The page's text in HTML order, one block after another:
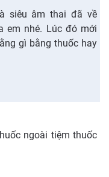
siêu âm thai đã về
em nhé. Lúc đó mới
gì bằng thuốc hay
ngoài tiệm thuốc